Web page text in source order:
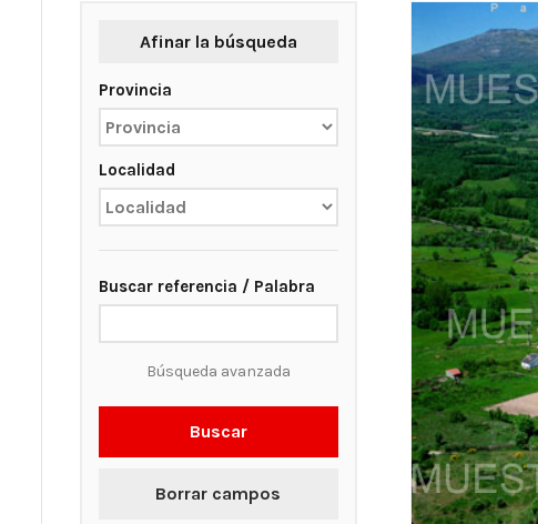
Afinar la búsqueda
Provincia
Localidad
Buscar referencia / Palabra
Búsqueda avanzada
Buscar
Borrar campos